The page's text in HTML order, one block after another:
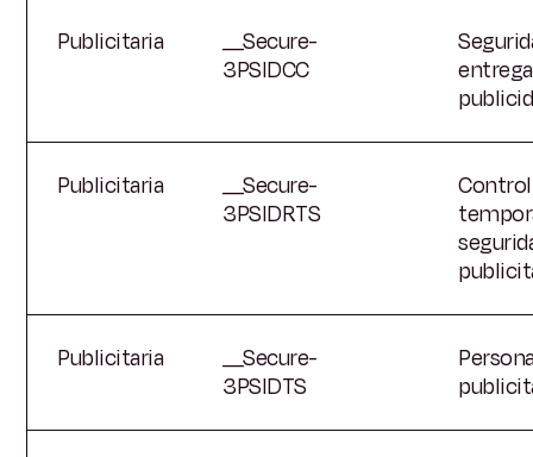
Publicitaria
__Secure-
3PSIDCC
Publicitaria
__Secure-
3PSIDRTS
Control
Publicitaria
__Secure-
3PSIDTS